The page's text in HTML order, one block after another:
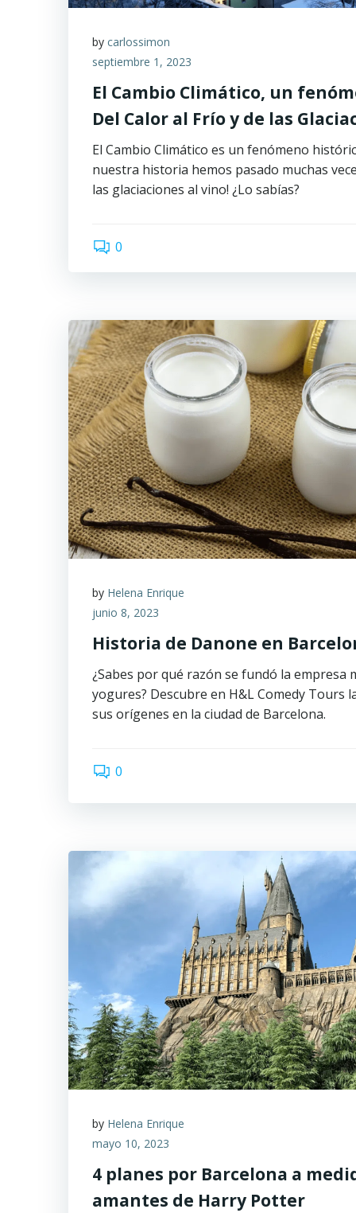
by carlossimon
septiembre 1, 2023
El Cambio Climático, un
Del Calor al Frío y de las
El Cambio Climático es un fenómeno
nuestra historia hemos pasado muchas
las glaciaciones al vino! ¿Lo sabías?
0
by Helena Enrique
junio 8, 2023
Historia de Danone en
¿Sabes por qué razón se fundó la empresa
yogures? Descubre en H&L Comedy Tours
sus orígenes en la ciudad de Barcelona.
0
by Helena Enrique
mayo 10, 2023
4 planes por Barcelona a
amantes de Harry Potter